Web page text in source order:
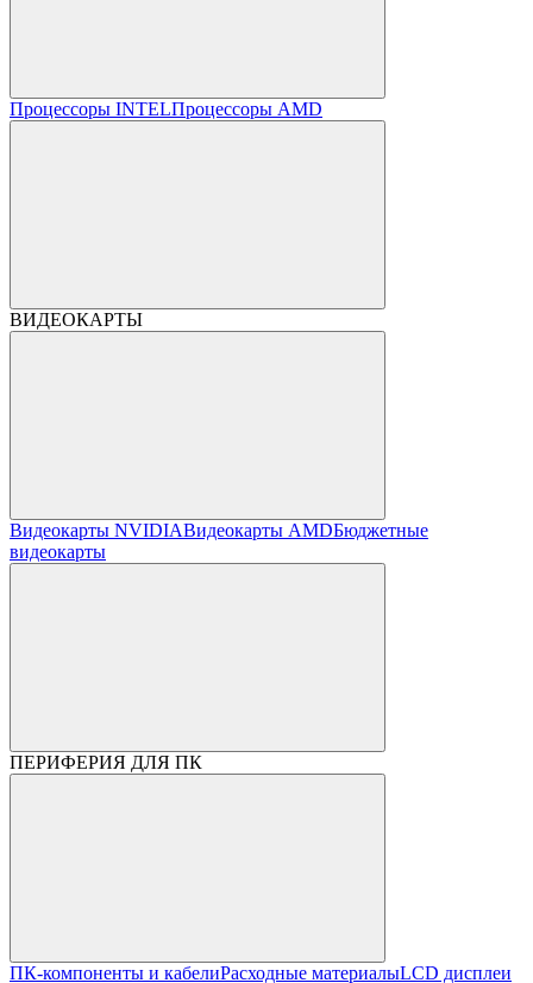
Процессоры INTELПроцессоры AMD
ВИДЕОКАРТЫ
Видеокарты NVIDIAВидеокарты AMDБюджетные
видеокарты
ПЕРИФЕРИЯ ДЛЯ ПК
ПК-компоненты и кабелиРасходные материалыLCD дисплеи